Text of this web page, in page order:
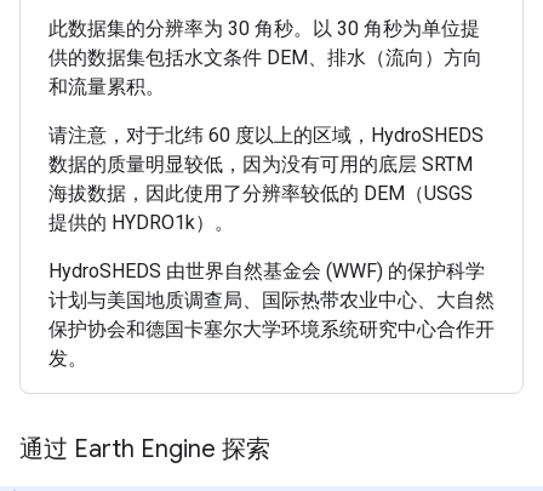
此数据集的分辨率为 30 角秒。以 30 角秒为单位提
供的数据集包括水文条件 DEM、排水（流向）方向
和流量累积。
请注意，对于北纬 60 度以上的区域，HydroSHEDS
数据的质量明显较低，因为没有可用的底层 SRTM
海拔数据，因此使用了分辨率较低的 DEM（USGS
提供的 HYDRO1k）。
HydroSHEDS 由世界自然基金会 (WWF) 的保护科学
计划与美国地质调查局、国际热带农业中心、大自然
保护协会和德国卡塞尔大学环境系统研究中心合作开
发。
通过 Earth Engine 探索